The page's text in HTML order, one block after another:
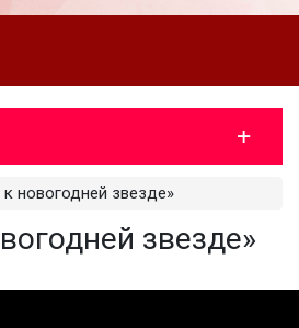
к новогодней звезде»
звезде»